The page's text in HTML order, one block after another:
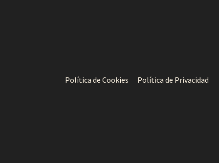
Política de Cookies Política de Privacidad